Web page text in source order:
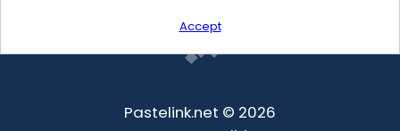
Accept
Pastelink.net © 2026